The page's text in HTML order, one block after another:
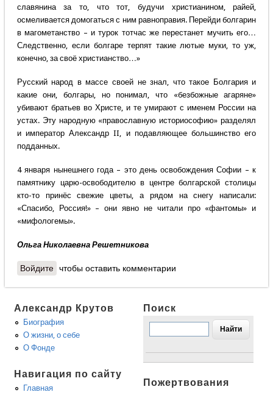
славянина за то, что тот, будучи христианином, райей,
осмеливается домогаться с ним равноправия. Перейди болгарин
в магометанство – и турок тотчас же перестанет мучить его…
Следственно, если болгаре терпят такие лютые муки, то уж,
конечно, за своё христианство…»
Русский народ в массе своей не знал, что такое Болгария и
какие они, болгары, но понимал, что «безбожные агаряне»
убивают братьев во Христе, и те умирают с именем России на
устах. Эту народную «православную историософию» разделял
и император Александр II, и подавляющее большинство его
подданных.
4 января нынешнего года – это день освобождения Софии – к
памятнику царю-освободителю в центре болгарской столицы
кто-то принёс свежие цветы, а рядом на снегу написали:
«Спасибо, Россия!» – они явно не читали про «фантомы» и
«мифологемы».
Ольга Николаевна Решетникова
Войдите чтобы оставить комментарии
Александр Крутов
Биография
О жизни, о себе
О Фонде
Навигация по сайту
Главная
Поиск
Пожертвования